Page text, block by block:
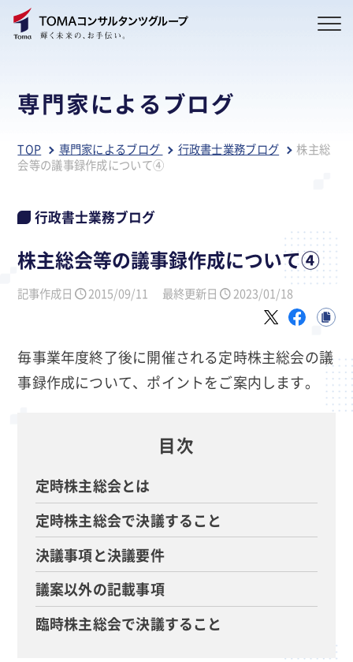
専門家によるブログ
TOP 専門家によるブログ 行政書士業務ブログ
株主総
会等の議事録作成について④
行政書士業務ブログ
株主総会等の議事録作成について④
記事作成日 2015/09/11 最終更新日 2023/01/18
毎事業年度終了後に開催される定時株主総会の議
事録作成について、ポイントをご案内します。
目次
定時株主総会とは
定時株主総会で決議すること
決議事項と決議要件
議案以外の記載事項
臨時株主総会で決議すること